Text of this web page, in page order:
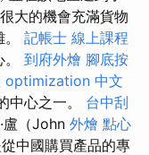
大的機會充滿貨物
記帳士 線上課程
到府外燴 腳底按
optimization 中文
中心之一。 台中刮
盧（John 外燴 點心
中國購買產品的專